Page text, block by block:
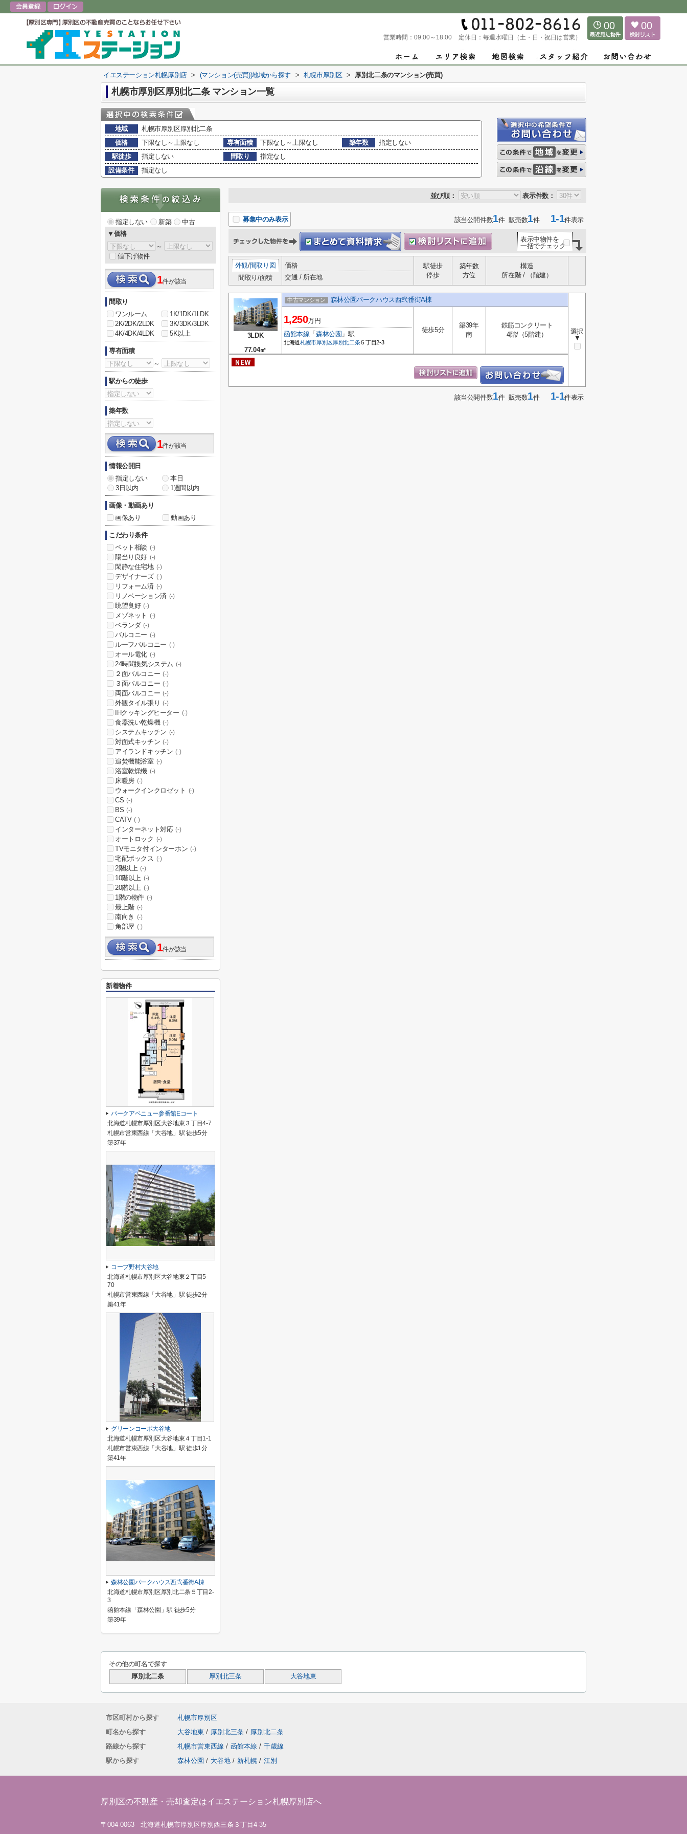
営業時間： 09:00～18:00 定休日： 毎週水曜日（土・日・祝日は営業）
00 00
イエステーション札幌厚別店 > (マンション(売買))地域から探す > 札幌市厚別区 > 厚別北二条のマンション(売買)
札幌市厚別区厚別北二条 マンション一覧
地域
札幌市厚別区厚別北二条
価格
下限なし～上限なし 専有面積 下限なし～上限なし 築年数
指定しない
駅徒歩
指定しない 間取り
指定なし
設備条件
指定なし
並び順： 表示件数：
募集中のみ表示 該当公開件数1件 販売数1件1-1件表示
表示中物件を
一括でチェック
外観/間取り図
間取り/面積
価格
交通 / 所在地
駅徒歩
停歩
築年数
方位
構造
所在階 / （階建）
3LDK
77.04㎡
中古マンション 森林公園パークハウス西弐番街A棟
選択
▼
1,250万円
函館本線 「森林公園 」駅
北海道札幌市厚別区 厚別北二条５丁目2-3
徒歩5分
築39年
南
鉄筋コンクリート
4階/（5階建）
該当公開件数1件 販売数1件1-1件表示
指定しない 新築
中古
▼価格
～
値下げ物件
1件が該当
間取り
ワンルーム
1K/1DK/1LDK
2K/2DK/2LDK
3K/3DK/3LDK
4K/4DK/4LDK
5K以上
専有面積
～
駅からの徒歩
築年数
1件が該当
情報公開日
指定しない
本日
3日以内
1週間以内
画像・動画あり
画像あり
動画あり
こだわり条件
ペット相談 (-)
陽当り良好 (-)
閑静な住宅地 (-)
デザイナーズ (-)
リフォーム済 (-)
リノベーション済 (-)
眺望良好 (-)
メゾネット (-)
ベランダ (-)
バルコニー (-)
ルーフバルコニー (-)
オール電化 (-)
24時間換気システム (-)
２面バルコニー (-)
３面バルコニー (-)
両面バルコニー (-)
外観タイル張り (-)
IHクッキングヒーター (-)
食器洗い乾燥機 (-)
システムキッチン (-)
対面式キッチン (-)
アイランドキッチン (-)
追焚機能浴室 (-)
浴室乾燥機 (-)
床暖房 (-)
ウォークインクロゼット (-)
CS (-)
BS (-)
CATV (-)
インターネット対応 (-)
オートロック (-)
TVモニタ付インターホン (-)
宅配ボックス (-)
2階以上 (-)
10階以上 (-)
20階以上 (-)
1階の物件 (-)
最上階 (-)
南向き (-)
角部屋 (-)
1件が該当
新着物件
パークアベニュー参番館Eコート
北海道札幌市厚別区大谷地東３丁目4-7
札幌市営東西線「大谷地」駅 徒歩5分
築37年
コープ野村大谷地
北海道札幌市厚別区大谷地東２丁目5-
70
札幌市営東西線「大谷地」駅 徒歩2分
築41年
グリーンコーポ大谷地
北海道札幌市厚別区大谷地東４丁目1-1
札幌市営東西線「大谷地」駅 徒歩1分
築41年
森林公園パークハウス西弐番街A棟
北海道札幌市厚別区厚別北二条５丁目2-
3
函館本線「森林公園」駅 徒歩5分
築39年
その他の町名で探す
厚別北二条 厚別北三条 大谷地東
市区町村から探す
札幌市厚別区
町名から探す
大谷地東 / 厚別北三条 / 厚別北二条
路線から探す
札幌市営東西線 / 函館本線 / 千歳線
駅から探す
森林公園 / 大谷地 / 新札幌 / 江別
厚別区の不動産・売却査定はイエステーション札幌厚別店へ
〒004-0063 北海道札幌市厚別区厚別西三条３丁目4-35